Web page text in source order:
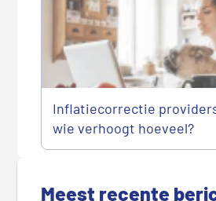
Inflatiecorrectie
wie verhoogt hoeveel?
Meest recente